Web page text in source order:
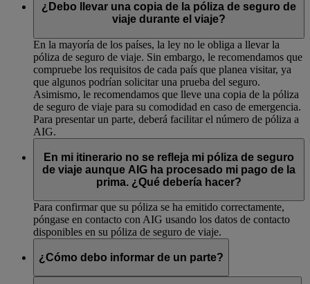
¿Debo llevar una copia de la póliza de seguro de
viaje durante el viaje?
En la mayoría de los países, la ley no le obliga a llevar la
póliza de seguro de viaje. Sin embargo, le recomendamos que
compruebe los requisitos de cada país que planea visitar, ya
que algunos podrían solicitar una prueba del seguro.
Asimismo, le recomendamos que lleve una copia de la póliza
de seguro de viaje para su comodidad en caso de emergencia.
Para presentar un parte, deberá facilitar el número de póliza a
AIG.
En mi itinerario no se refleja mi póliza de seguro
de viaje aunque AIG ha procesado mi pago de la
prima. ¿Qué debería hacer?
Para confirmar que su póliza se ha emitido correctamente,
póngase en contacto con AIG usando los datos de contacto
disponibles en su póliza de seguro de viaje.
¿Cómo debo informar de un parte?